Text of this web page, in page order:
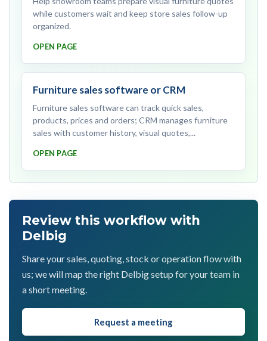
while customers wait and keep store sales follow-up
organized.
OPEN PAGE
Furniture sales software or CRM
Furniture sales software can track quick sales,
products, prices and orders; CRM manages furniture
sales with customer history, visual quotes,...
OPEN PAGE
Review this workflow with
Delbig
Share your sales, quoting, stock or operation flow with
us; we will map the right Delbig setup for your team in
a short meeting.
Request a meeting